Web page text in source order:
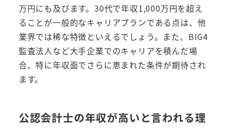
万円にも及びます。30代で年収1,000万円を超え
ることが一般的なキャリアプランである点は、他
業界では稀な特徴といえるでしょう。また、BIG4
監査法人など大手企業でのキャリアを積んだ場
合、特に年収面でさらに恵まれた条件が期待され
ます。
公認会計士の年収が高いと言われる理